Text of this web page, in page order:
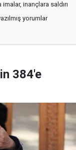
inançlara saldırı
yorumlar
384'e